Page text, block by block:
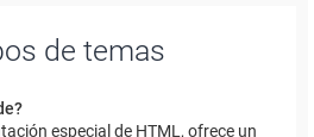
de temas
especial de HTML, ofrece un